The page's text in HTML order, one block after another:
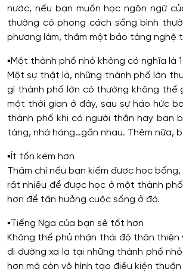
nước, nếu bạn muốn học ngôn ngữ
thường có phong cách sống bình
phương làm, thăm một bảo tàng nghệ
▪️Một thành phố nhỏ không có nghĩa là
Một sự thật là, những thành phố lớn
gì thành phố lớn có thường không thể
một thời gian ở đây, sau sự háo hức
thành phố khi có người thân hay bạn
tàng, nhà hàng…gần nhau. Thêm nữa,
▪️ Ít tốn kém hơn
Thậm chí nếu bạn kiếm được học
rất nhiều để được học ở một thành
hơn để tận hưởng cuộc sống ở đó.
▪️Tiếng Nga của bạn sẽ tốt hơn
Không thể phủ nhận thái độ thân
đi đường xa lạ tại những thành phố
hơn mà còn vô hình tạo điều kiện